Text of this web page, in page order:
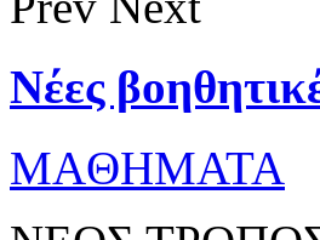
Νέες
MAΘΗΜΑΤΑ